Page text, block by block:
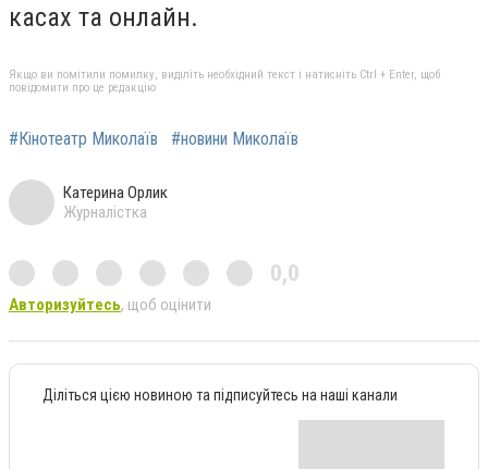
касах та онлайн.
Якщо ви помітили помилку, виділіть необхідний текст і натисніть Ctrl + Enter, щоб
повідомити про це редакцію
#Кінотеатр Миколаїв #новини Миколаїв
Катерина Орлик
Журналістка
0,0
Авторизуйтесь, щоб оцінити
Діліться цією новиною та підписуйтесь на наші канали